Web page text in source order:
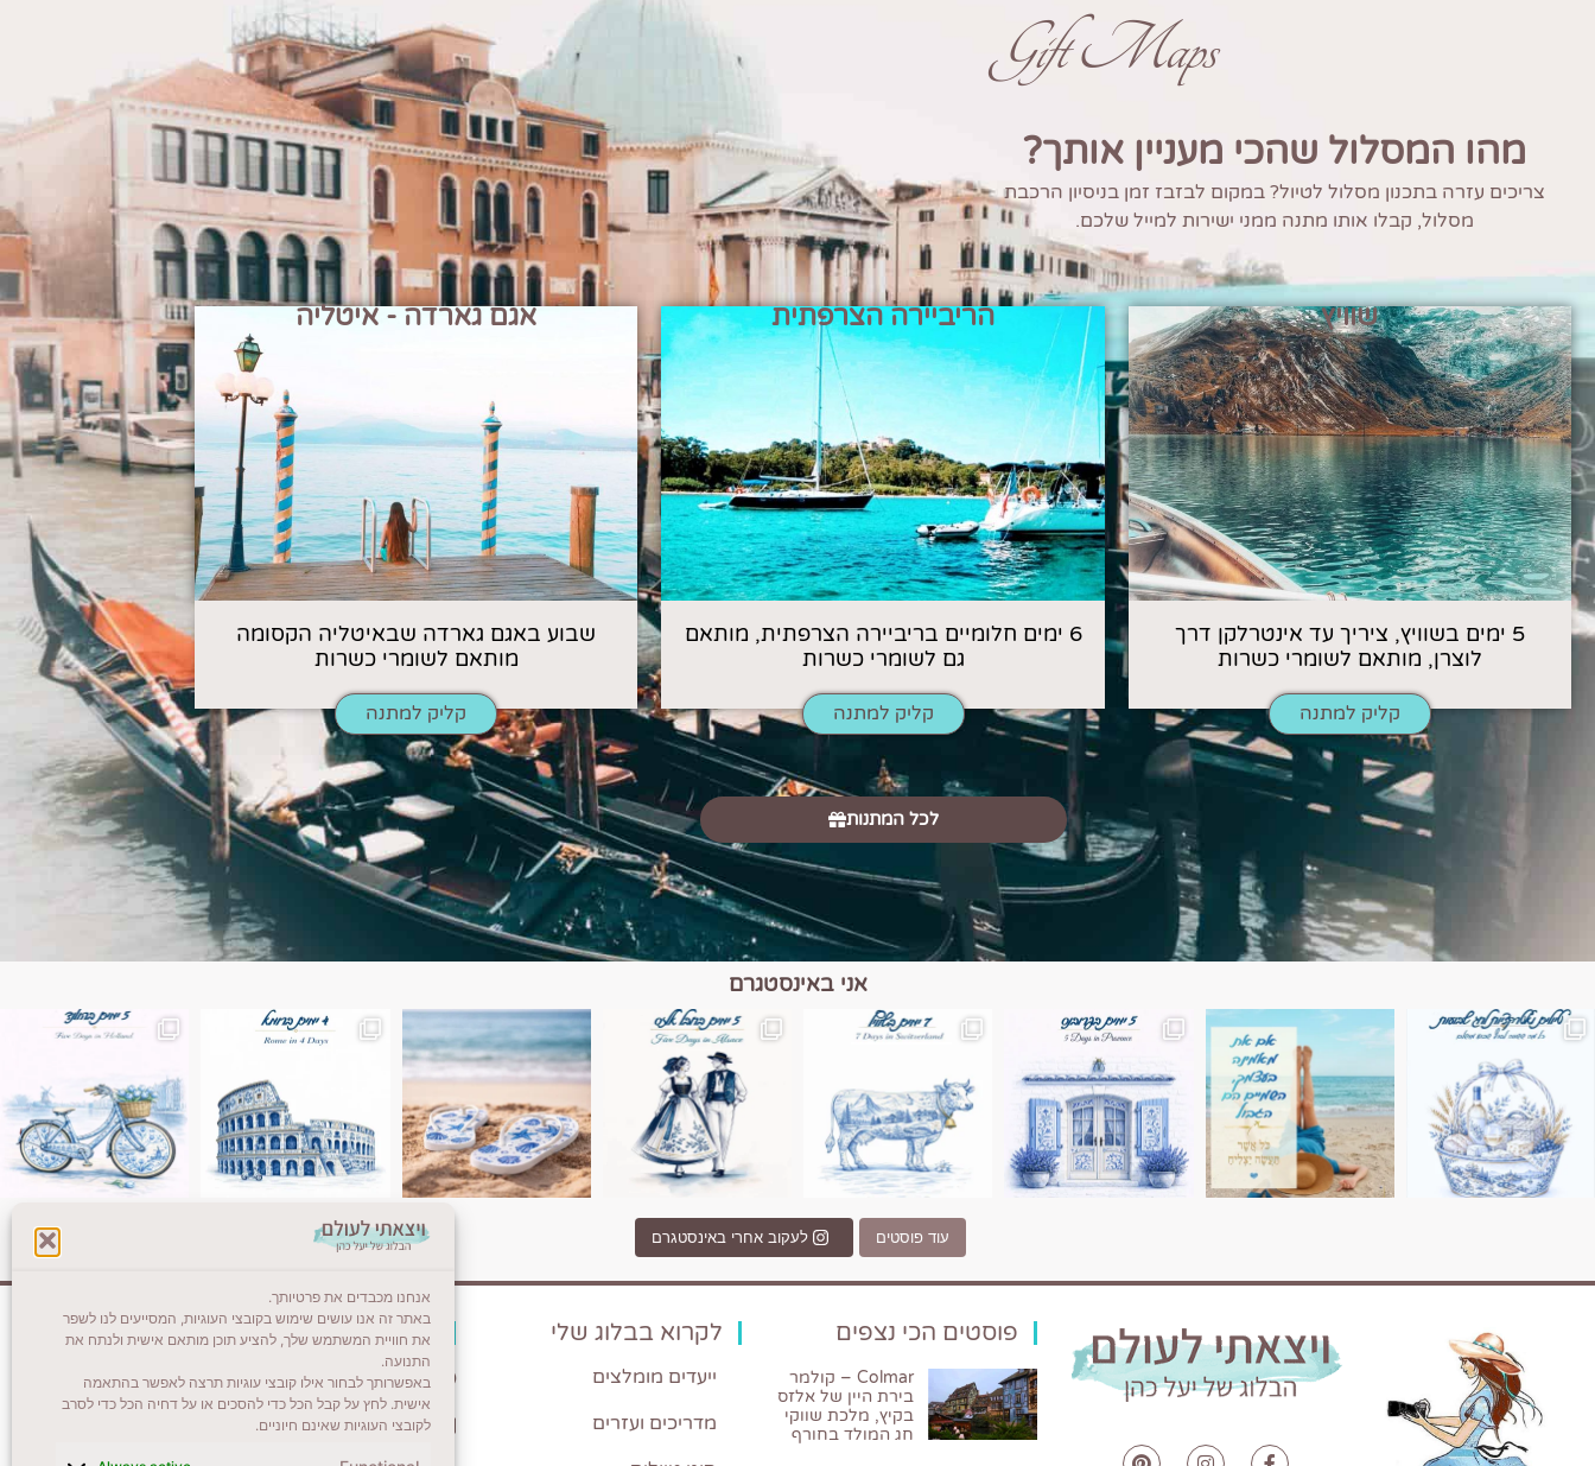
אנחנו מכבדים את פרטיותך.
באתר זה אנו עושים שימוש בקובצי העוגיות, המסייעים לנו לשפר
את חוויית המשתמש שלך, להציע תוכן מותאם אישית ולנתח את
התנועה.
באפשרותך לבחור אילו קובצי עוגיות תרצה לאפשר בהתאמה
אישית. לחץ על קבל הכל כדי להסכים או על דחיה הכל כדי לסרב
לקובצי העוגיות שאינם חיוניים.
Gift Maps
מהו המסלול שהכי מעניין אותך?
צריכים עזרה בתכנון מסלול לטיול? במקום לבזבז זמן בניסיון הרכבת
מסלול, קבלו אותו מתנה ממני ישירות למייל שלכם.
שוויץ
5 ימים בשוויץ, ציריך עד אינטרלקן דרך
לוצרן, מותאם לשומרי כשרות
קליק למתנה
הריביירה הצרפתית
6 ימים חלומיים בריביירה הצרפתית, מותאם
גם לשומרי כשרות
קליק למתנה
אגם גארדה - איטליה
שבוע באגם גארדה שבאיטליה הקסומה
מותאם לשומרי כשרות
קליק למתנה
לכל המתנות
אני באינסטגרם
השמים הם הגבול 💙🩵 טיול בין כפרים, יין ונופים בחבל אלזס צרפת
יש רגע כזה בחופשה שבו הכל נהיה פשוט יותר. החול, הי
יש ערים בעולם שמרגישות כמו מסע בזמן. רומא היא אחתInstagram post 18087423191462101
עוד פוסטים לעקוב אחרי באינסטגרם
פוסטים הכי נצפים
Colmar – קולמר
בירת היין של אלזס
בקיץ, מלכת שווקי
חג המולד בחורף
לקרוא בבלוג שלי
ייעדים מומלצים
מדריכים ועזרים
צרו קשר (לא בשבת)
לשליחת הודעת וואטסאפ
veyatsati.laolam@gmail.com